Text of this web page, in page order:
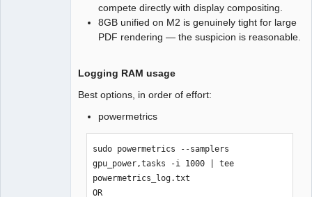
compete directly with display compositing.
8GB unified on M2 is genuinely tight for large
PDF rendering — the suspicion is reasonable.
Logging RAM usage
Best options, in order of effort:
powermetrics
sudo powermetrics --samplers
gpu_power,tasks -i 1000 | tee
powermetrics_log.txt
OR